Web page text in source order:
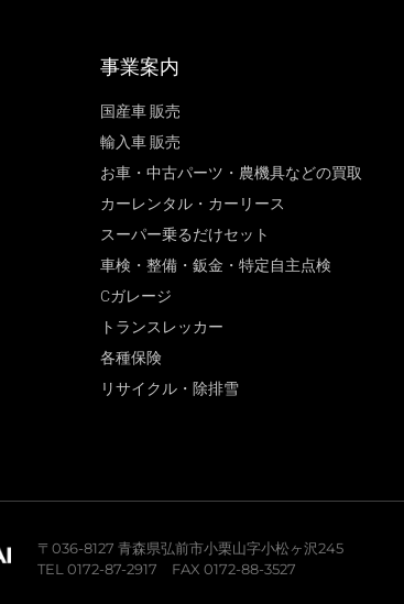
事業案内
国産車 販売
輸入車 販売
お車・中古パーツ・農機具などの買取
カーレンタル・カーリース
スーパー乗るだけセット
車検・整備・鈑金・特定自主点検
Cガレージ
トランスレッカー
各種保険
リサイクル・除排雪
〒036-8127 青森県弘前市小栗山字小松ヶ沢245
TEL 0172-87-2917 FAX 0172-88-3527